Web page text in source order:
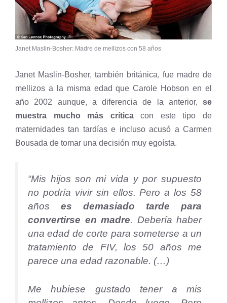
Janet Maslin-Bosher: Madre de mellizos con 58 años
Janet Maslin-Bosher, también británica, fue madre de
mellizos a la misma edad que Carole Hobson en el
año 2002 aunque, a diferencia de la anterior, se
muestra mucho más críticacon este tipo de
maternidades tan tardías e incluso acusó a Carmen
Bousada de tomar una decisión muy egoísta.
“Mis hijos son mi vida y por supuesto
no podría vivir sin ellos. Pero a los 58
años es demasiado tarde para
convertirse en madre. Debería haber
una edad de corte para someterse a un
tratamiento de FIV, los 50 años me
parece una edad razonable. (…)
Me hubiese gustado tener a mis